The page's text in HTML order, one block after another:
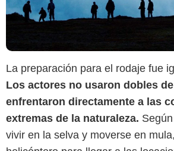
La preparación para el rodaje fue
Los actores no usaron dobles
enfrentaron directamente a las
extremas de la naturaleza.
vivir en la selva y moverse en